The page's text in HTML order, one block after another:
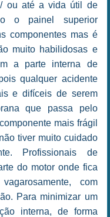
ou até a vida útil de
o painel superior
componentes mas é
muito habilidosas e
a parte interna de
qualquer acidente
e difíceis de serem
que passa pelo
mais frágil
tiver muito cuidado
Profissionais de
do motor onde fica
com
Para minimizar um
interna, de forma